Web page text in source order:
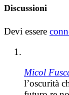
Discussioni
Devi essere
Micol
l’oscurità